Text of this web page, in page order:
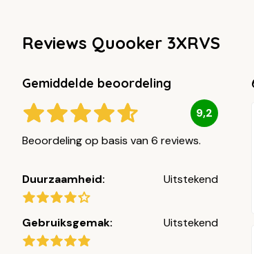
Reviews Quooker 3XRVS
Gemiddelde beoordeling
9,2
Beoordeling op basis van 6 reviews.
Duurzaamheid: Uitstekend
Gebruiksgemak: Uitstekend